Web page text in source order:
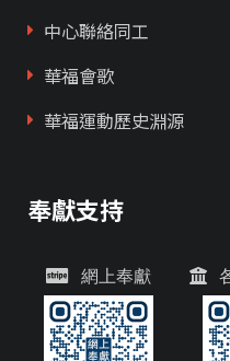
中心聯絡同工
華福會歌
華福運動歷史淵源
奉獻支持
網上奉獻